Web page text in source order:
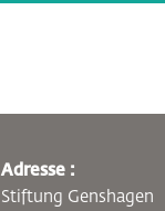
Adresse :
Stiftung Genshagen